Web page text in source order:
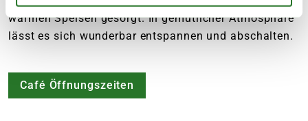
warmen Speisen gesorgt. In gemütlicher Atmosphäre
lässt es sich wunderbar entspannen und abschalten.
Café Öffnungszeiten